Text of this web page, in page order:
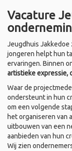
Vacature
Jeugdhuis
jongeren helpt hun
ervaringen. Binnen
artistieke expressie,
Waar de
ondersteunt in hun
om een volgende
het organiseren van
uitbouwen van een
aanbieden van hun
Wij zien